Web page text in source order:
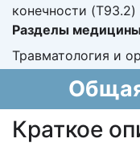
конечности (T93.2)
Разделы
Травматология и
Краткое